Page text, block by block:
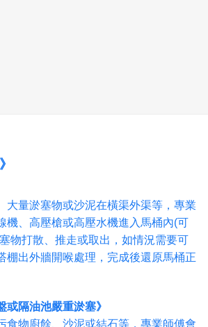
大量淤塞物或沙泥在橫渠外渠等，專業
機、高壓槍或高壓水機進入馬桶內(可
物打散、推走或取出，如情況需要可
棚出外牆開喉處理，完成後還原馬桶正
或隔油池嚴重淤塞》
食物廚餘、沙泥或結石等，專業師傅會